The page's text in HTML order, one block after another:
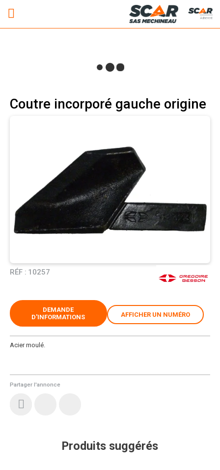
Adhérent
Coutre incorporé gauche origine
RÉF : 10257
Partager l'annonce
Acier moulé.
DEMANDE
D'INFORMATIONS
AFFICHER UN NUMÉRO
Produits suggérés